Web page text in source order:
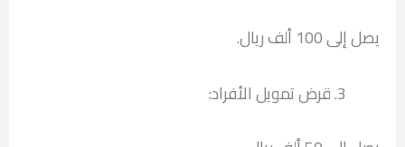
يصل إلى 100 ألف ريال.
قرض تمويل الأفراد: